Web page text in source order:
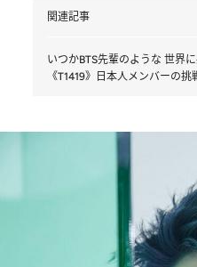
関連記事
いつかBTS先輩のような 世界
《T1419》日本人メンバーの挑